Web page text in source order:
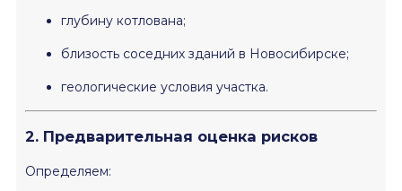
глубину котлована;
близость соседних зданий в Новосибирске;
геологические условия участка.
2. Предварительная оценка рисков
Определяем: